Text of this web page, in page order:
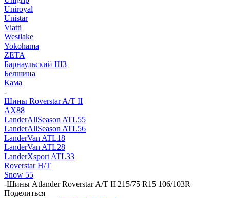
Uniroyal
Unistar
Viatti
Westlake
Yokohama
ZETA
Барнаульский ШЗ
Белшина
Кама
-
Шины Roverstar A/T II
AX88
LanderAllSeason ATL55
LanderAllSeason ATL56
LanderVan ATL18
LanderVan ATL28
LanderXsport ATL33
Roverstar H/T
Snow 55
-Шины Atlander Roverstar A/T II 215/75 R15 106/103R
Поделиться